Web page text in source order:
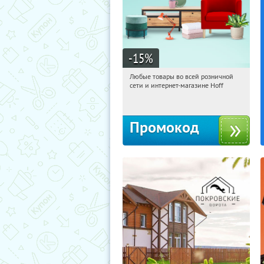
-15%
22:54:51 Получили:
Любые товары во всей розничной
сети и интернет-магазине Hoff
Промокод